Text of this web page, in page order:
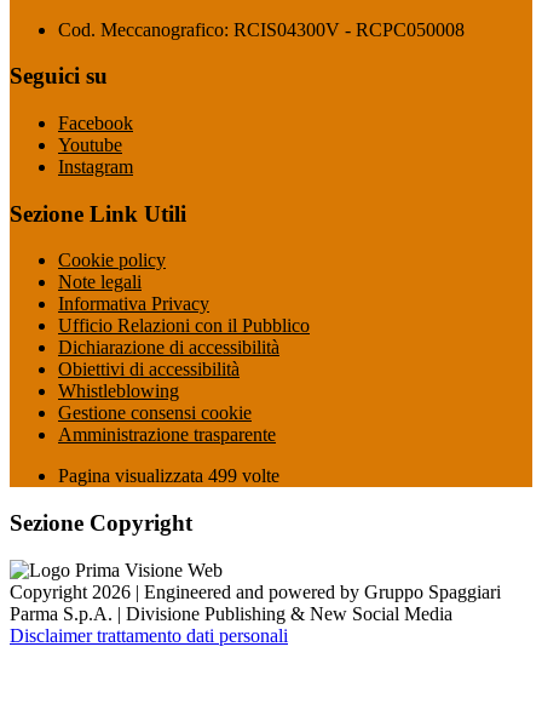
Cod. Meccanografico: RCIS04300V - RCPC050008
Seguici su
Facebook
Youtube
Instagram
Sezione Link Utili
Cookie policy
Note legali
Informativa Privacy
Ufficio Relazioni con il Pubblico
Dichiarazione di accessibilità
Obiettivi di accessibilità
Whistleblowing
Gestione consensi cookie
Amministrazione trasparente
Pagina visualizzata 499 volte
Sezione Copyright
Copyright 2026 | Engineered and powered by Gruppo Spaggiari
Parma S.p.A. | Divisione Publishing & New Social Media
Disclaimer trattamento dati personali